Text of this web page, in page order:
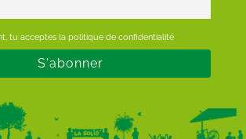
tu acceptes la politique de confidentialité